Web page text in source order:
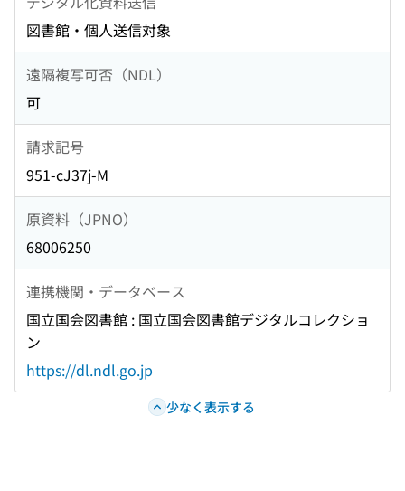
図書館・個人送信対象
遠隔複写可否（NDL）
可
請求記号
951-cJ37j-M
原資料（JPNO）
68006250
連携機関・データベース
国立国会図書館 : 国立国会図書館デジタルコレクショ
ン
https://dl.ndl.go.jp
少なく表示する